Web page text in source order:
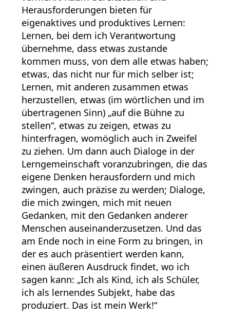
Herausforderungen bieten für
eigenaktives und produktives Lernen:
Lernen, bei dem ich Verantwortung
übernehme, dass etwas zustande
kommen muss, von dem alle etwas haben;
etwas, das nicht nur für mich selber ist;
Lernen, mit anderen zusammen etwas
herzustellen, etwas (im wörtlichen und im
übertragenen Sinn) „auf die Bühne zu
stellen“, etwas zu zeigen, etwas zu
hinterfragen, womöglich auch in Zweifel
zu ziehen. Um dann auch Dialoge in der
Lerngemeinschaft voranzubringen, die das
eigene Denken herausfordern und mich
zwingen, auch präzise zu werden; Dialoge,
die mich zwingen, mich mit neuen
Gedanken, mit den Gedanken anderer
Menschen auseinanderzusetzen. Und das
am Ende noch in eine Form zu bringen, in
der es auch präsentiert werden kann,
einen äußeren Ausdruck findet, wo ich
sagen kann: „Ich als Kind, ich als Schüler,
ich als lernendes Subjekt, habe das
produziert. Das ist mein Werk!“